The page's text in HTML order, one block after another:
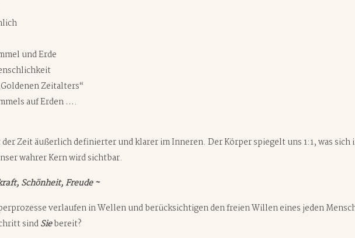
und Erde
Zeitalters“
auf Erden ….
Zeit äußerlich definierter und klarer im Inneren. Der Körper spiegelt uns 1:1, was sich
wahrer Kern wird sichtbar.
Schönheit, Freude ~
verlaufen in Wellen und berücksichtigen den freien Willen eines jeden
sindSiebereit?